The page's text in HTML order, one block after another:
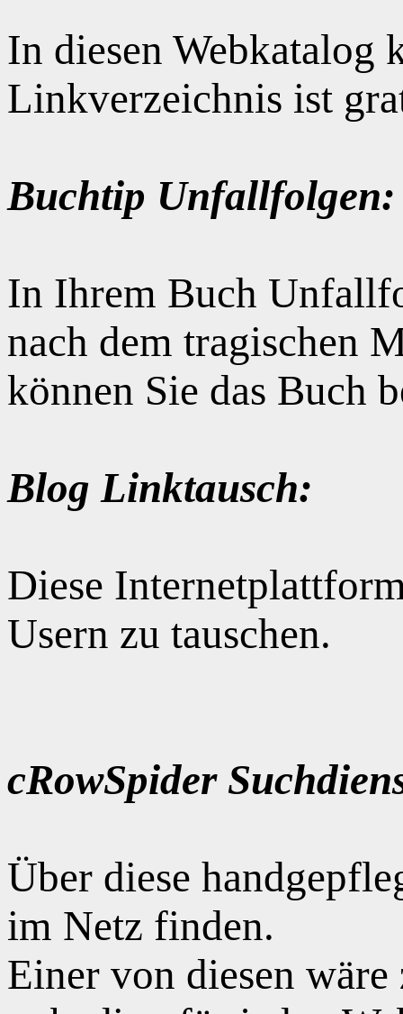
In diesen Webkatalog
Linkverzeichnis ist
Buchtip Unfallfolgen:
In Ihrem Buch
nach dem tragischen
können Sie das Buch
Blog Linktausch:
Diese
Usern zu tauschen.
cRowSpider
Über diese
im Netz finden.
Einer von diesen